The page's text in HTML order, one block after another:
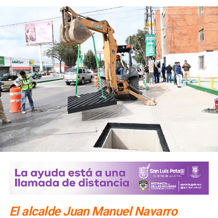
Ver esta publicación en Instagram
El alcalde Juan Manuel Navarro